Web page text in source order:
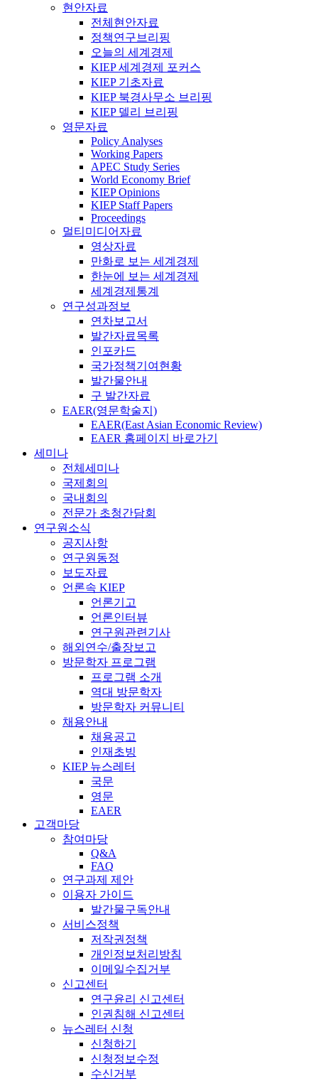
현안자료
전체현안자료
정책연구브리핑
오늘의 세계경제
KIEP 세계경제 포커스
KIEP 기초자료
KIEP 북경사무소 브리핑
KIEP 델리 브리핑
영문자료
Policy Analyses
Working Papers
APEC Study Series
World Economy Brief
KIEP Opinions
KIEP Staff Papers
Proceedings
멀티미디어자료
영상자료
만화로 보는 세계경제
한눈에 보는 세계경제
세계경제통계
연구성과정보
연차보고서
발간자료목록
인포카드
국가정책기여현황
발간물안내
구 발간자료
EAER(영문학술지)
EAER(East Asian Economic Review)
EAER 홈페이지 바로가기
세미나
전체세미나
국제회의
국내회의
전문가 초청간담회
연구원소식
공지사항
연구원동정
보도자료
언론속 KIEP
언론기고
언론인터뷰
연구원관련기사
해외연수/출장보고
방문학자 프로그램
프로그램 소개
역대 방문학자
방문학자 커뮤니티
채용안내
채용공고
인재초빙
KIEP 뉴스레터
국문
영문
EAER
고객마당
참여마당
Q&A
FAQ
연구과제 제안
이용자 가이드
발간물구독안내
서비스정책
저작권정책
개인정보처리방침
이메일수집거부
신고센터
연구윤리 신고센터
인권침해 신고센터
뉴스레터 신청
신청하기
신청정보수정
수신거부